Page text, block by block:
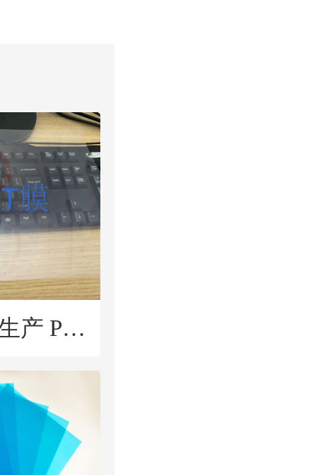
信德明昇专业生产 PET防雾膜 高清 环保 防起雾 防雾透明片材卷材